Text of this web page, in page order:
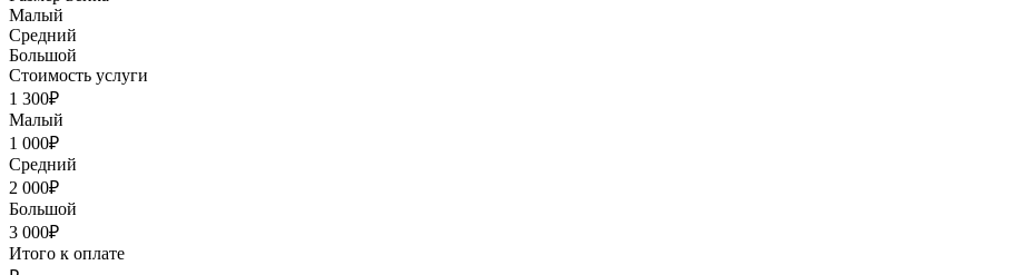
Малый
Средний
Большой
Стоимость услуги
1 300₽
Малый
1 000₽
Средний
2 000₽
Большой
3 000₽
Итого к оплате